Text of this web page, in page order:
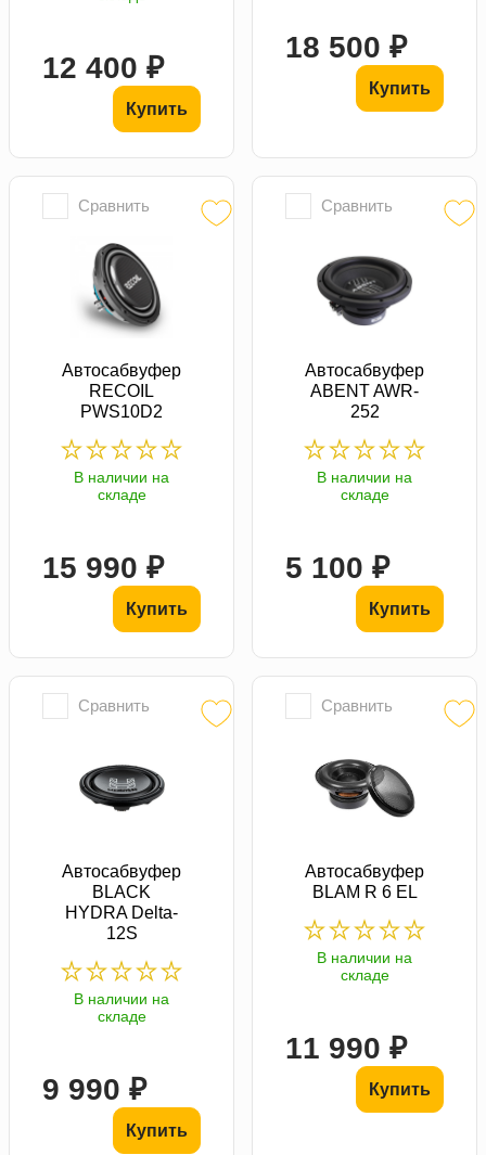
12 400 ₽
Купить
18 500 ₽
Купить
Сравнить
Автосабвуфер
RECOIL
PWS10D2
В наличии на
складе
15 990 ₽
Купить
Сравнить
Автосабвуфер
ABENT AWR-
252
В наличии на
складе
5 100 ₽
Купить
Сравнить
Автосабвуфер
BLACK
HYDRA Delta-
12S
В наличии на
складе
9 990 ₽
Купить
Сравнить
Автосабвуфер
BLAM R 6 EL
В наличии на
складе
11 990 ₽
Купить